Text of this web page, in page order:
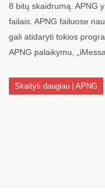
8 bitų skaidrumą. APNG
failais. APNG failuose
gali atidaryti tokios
APNG palaikymu,
Skaityti daugiau | APNG